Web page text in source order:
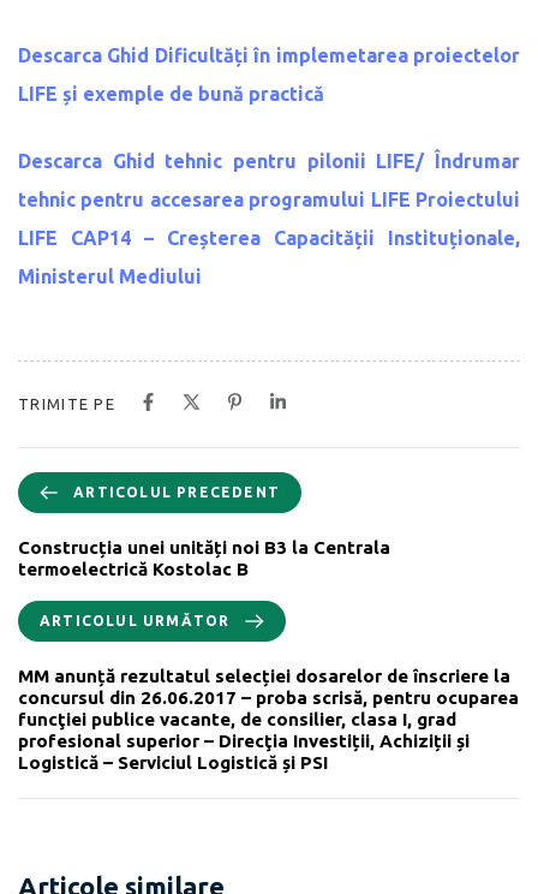
Descarca Ghid Dificultăți în implemetarea proiectelor
LIFE și exemple de bună practică
Descarca Ghid tehnic pentru pilonii LIFE/ Îndrumar
tehnic pentru accesarea programului LIFE Proiectului
LIFE CAP14 – Creșterea Capacității Instituționale,
Ministerul Mediului
TRIMITE PE
ARTICOLUL PRECEDENT
Construcția unei unități noi B3 la Centrala
termoelectrică Kostolac B
ARTICOLUL URMĂTOR
MM anunță rezultatul selecției dosarelor de înscriere la
concursul din 26.06.2017 – proba scrisă, pentru ocuparea
funcţiei publice vacante, de consilier, clasa I, grad
profesional superior – Direcţia Investiții, Achiziții și
Logistică – Serviciul Logistică și PSI
Articole similare